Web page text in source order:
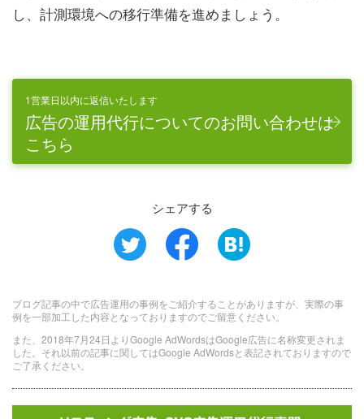
し、計測環境への移行準備を進めましょう。
1営業日以内に返信いたします
広告の運用代行についてのお問い合わせは
こちら
シェアする
ブログ記事の中で広告運用の事例をご紹介することがありますが、実際の事
例を一部加工した内容となっておりますのでご留意ください。
また、2018年7月24日よりGoogle AdWordsはGoogle広告に名称変更されま
した。それ以前の記事に関してはGoogle AdWordsと表記されておりますので
ご了承ください。